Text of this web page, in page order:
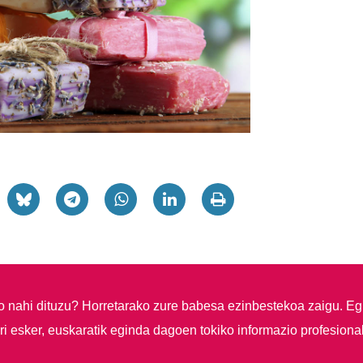
nahi dituzu? Horretarako zure babesa ezinbestekoa zaigu.
esker, euskaratik eginda dagoen tokiko informazio